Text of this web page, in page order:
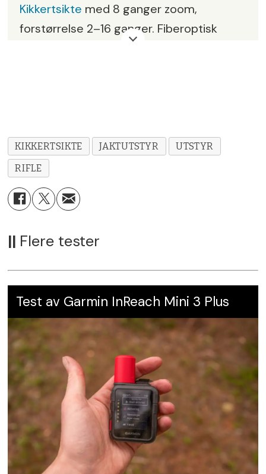
Kikkertsikte med 8 ganger zoom,
forstørrelse 2–16 ganger. Fiberoptisk
Vekt: 660 g
Lengde
Utgangspupille
Lysgjennomgang: ca. 92 %
Treffpunktjustering: 1 cm pr. klikk på
100m
Rørdiameter: 30 mm
Leverandør:
Schou Våpen AS
Pris
: kr 19 890,-
Karakter:5
KIKKERTSIKTE JAKTUTSTYR
UTSTYR
RIFLE
|| Flere tester
Test av Garmin InReach Mini 3 Plus